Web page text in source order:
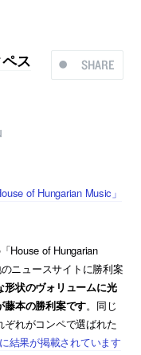
SHARE
ス
of Hungarian Music」
House of Hungarian
ニュースサイトに勝利案
形状のヴォリュームに光
藤本の勝利案です。同じ
れがコンペで選ばれた
結果が掲載されています